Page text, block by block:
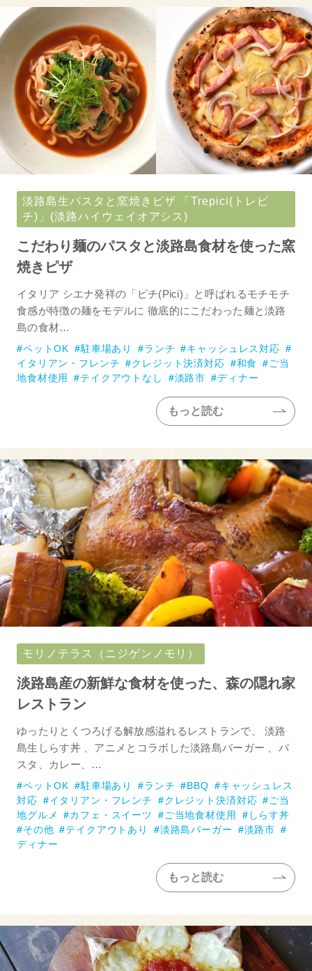
淡路島生パスタと窯焼きピザ 「Trepici(トレピ
チ)」(淡路ハイウェイオアシス)
こだわり麺のパスタと淡路島食材を使った窯
焼きピザ
イタリア シエナ発祥の「ピチ(Pici)」と呼ばれるモチモチ
食感が特徴の麺をモデルに 徹底的にこだわった麺と淡路
島の食材…
ペットOK 駐車場あり ランチ
キャッシュレス対応
イタリアン・フレンチ
クレジット決済対応 和食
ご当
地食材使用
テイクアウトなし 淡路市 ディナー
もっと読む
モリノテラス（ニジゲンノモリ）
淡路島産の新鮮な食材を使った、森の隠れ家
レストラン
ゆったりとくつろげる解放感溢れるレストランで、 淡路
島生しらす丼 、アニメとコラボした淡路島バーガー 、パ
スタ、カレー、…
ペットOK 駐車場あり ランチ BBQ
キャッシュレス
対応
イタリアン・フレンチ クレジット決済対応
ご当
地グルメ
カフェ・スイーツ ご当地食材使用
しらす丼
その他
テイクアウトあり 淡路島バーガー
淡路市
ディナー
もっと読む